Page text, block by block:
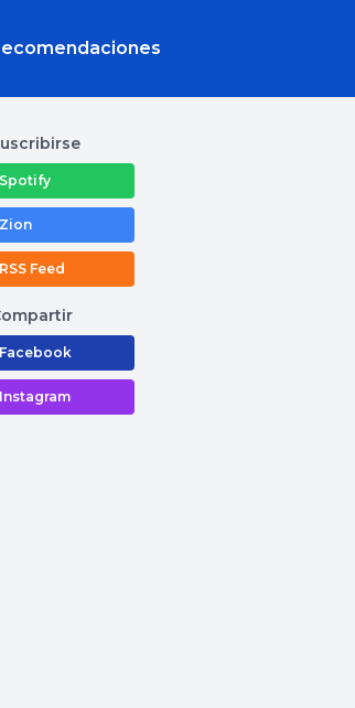
Spotify
Zion
RSS Feed
Facebook
Instagram